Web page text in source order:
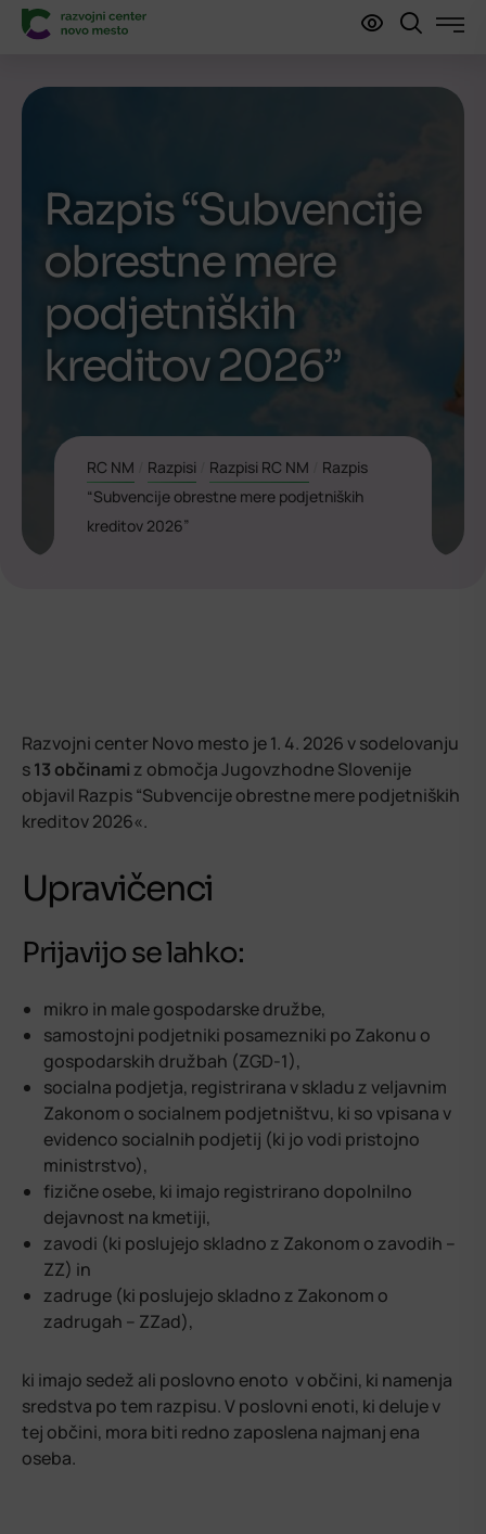
Razpis “Subvencije
obrestne mere
podjetniških
kreditov 2026”
RC NM Razpisi Razpisi RC NM
Razpis
“Subvencije obrestne mere podjetniških
kreditov 2026”
Razvojni center Novo mesto je 1. 4. 2026 v sodelovanju
s13 občinamiz območja Jugovzhodne Slovenije
objavil Razpis “Subvencije obrestne mere podjetniških
kreditov 2026«.
Upravičenci
Prijavijo se lahko:
mikro in male gospodarske družbe,
samostojni podjetniki posamezniki po Zakonu o
gospodarskih družbah (ZGD-1),
socialna podjetja, registrirana v skladu z veljavnim
Zakonom o socialnem podjetništvu, ki so vpisana v
evidenco socialnih podjetij (ki jo vodi pristojno
ministrstvo),
fizične osebe, ki imajo registrirano dopolnilno
dejavnost na kmetiji,
zavodi (ki poslujejo skladno z Zakonom o zavodih –
ZZ) in
zadruge (ki poslujejo skladno z Zakonom o
zadrugah – ZZad),
ki imajo sedež ali poslovno enoto v občini, ki namenja
sredstva po tem razpisu. V poslovni enoti, ki deluje v
tej občini, mora biti redno zaposlena najmanj ena
oseba.